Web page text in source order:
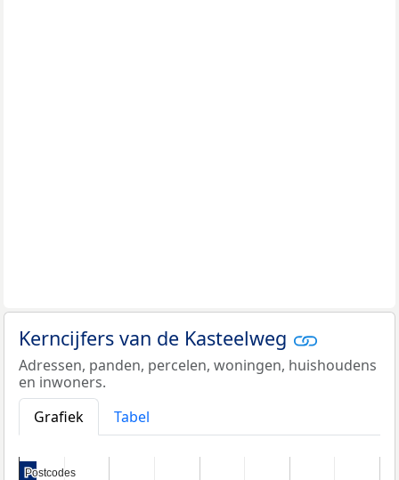
Kerncijfers van de Kasteelweg
Adressen, panden, percelen, woningen, huishoudens
en inwoners.
Grafiek
Tabel
Postcodes
Postcodes